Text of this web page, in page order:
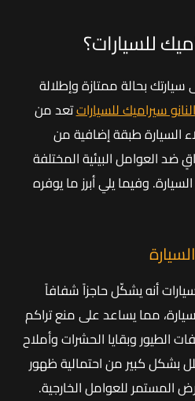
للسيارات؟
بحالة ممتازة وإطلالة
سيراميك للسياراتتعد من
السيارة طبقة إضافية من
ضد العوامل البيئية المختلفة
وفيما يلي أبرز ما يوفره
أنه يشكّل حاجزاً شفافاً
مما يساعد على منع تراكم
الطيور وبقايا الحشرات وأملاح
بشكل كبير من احتمالية ظهور
المستمر للعوامل الخارجية.